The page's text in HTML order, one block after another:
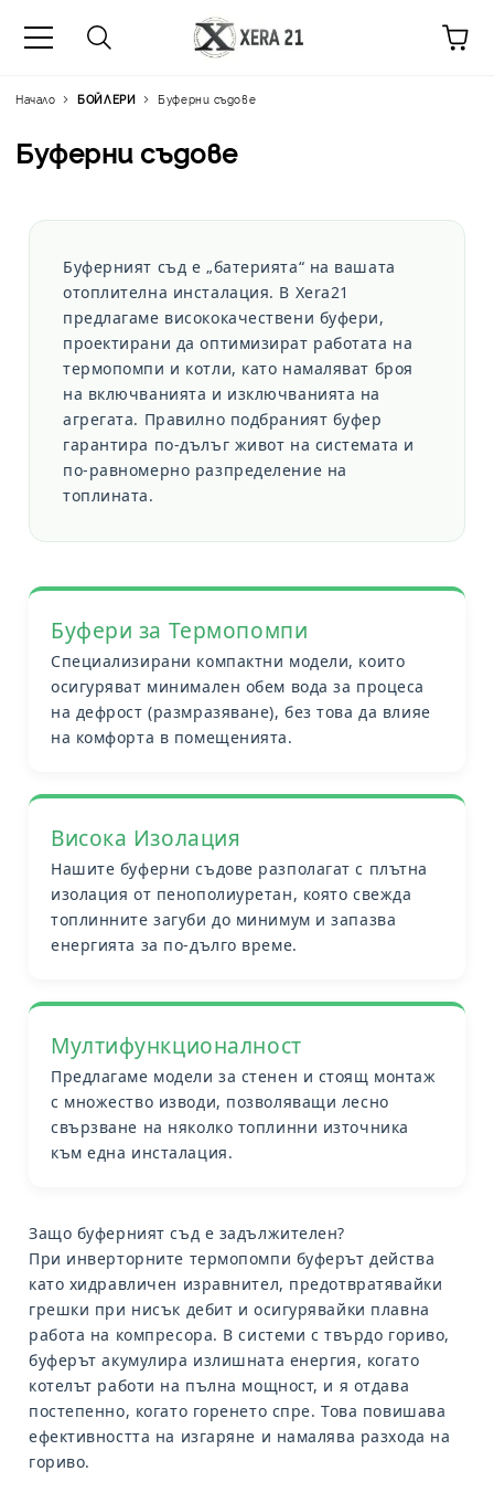
Начало БОЙЛЕРИ Буферни съдове
Буферни съдове
Буферният съд е „батерията“ на вашата
отоплителна инсталация. В Xera21
предлагаме висококачествени буфери,
проектирани да оптимизират работата на
термопомпи и котли, като намаляват броя
на включванията и изключванията на
агрегата. Правилно подбраният буфер
гарантира по-дълъг живот на системата и
по-равномерно разпределение на
топлината.
Буфери за Термопомпи
Специализирани компактни модели, които
осигуряват минимален обем вода за процеса
на дефрост (размразяване), без това да влияе
на комфорта в помещенията.
Висока Изолация
Нашите буферни съдове разполагат с плътна
изолация от пенополиуретан, която свежда
топлинните загуби до минимум и запазва
енергията за по-дълго време.
Мултифункционалност
Предлагаме модели за стенен и стоящ монтаж
с множество изводи, позволяващи лесно
свързване на няколко топлинни източника
към една инсталация.
Защо буферният съд е задължителен?
При инверторните термопомпи буферът действа
като хидравличен изравнител, предотвратявайки
грешки при нисък дебит и осигурявайки плавна
работа на компресора. В системи с твърдо гориво,
буферът акумулира излишната енергия, когато
котелът работи на пълна мощност, и я отдава
постепенно, когато горенето спре. Това повишава
ефективността на изгаряне и намалява разхода на
гориво.